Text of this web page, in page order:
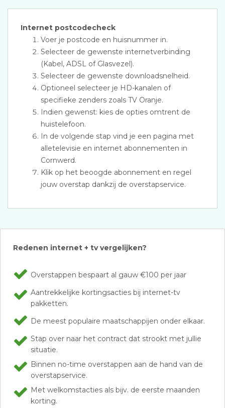
Internet postcodecheck
Voer je postcode en huisnummer in.
Selecteer de gewenste internetverbinding
(Kabel, ADSL of Glasvezel).
Selecteer de gewenste downloadsnelheid.
Optioneel selecteer je HD-kanalen of
specifieke zenders zoals TV Oranje.
Indien gewenst: kies de opties omtrent de
huistelefoon.
In de volgende stap vind je een pagina met
alletelevisie en internet abonnementen in
Cornwerd.
Klik op het beoogde abonnement en regel
jouw overstap dankzij de overstapservice.
Redenen internet + tv vergelijken?
Overstappen bespaart al gauw €100 per jaar
Aantrekkelijke kortingsacties bij internet-tv
pakketten.
De meest populaire maatschappijen onder elkaar.
Stap over naar het contract dat strookt met jullie
situatie.
Binnen no-time overstappen aan de hand van de
overstapservice.
Met welkomstacties als bijv. de eerste maanden
korting.